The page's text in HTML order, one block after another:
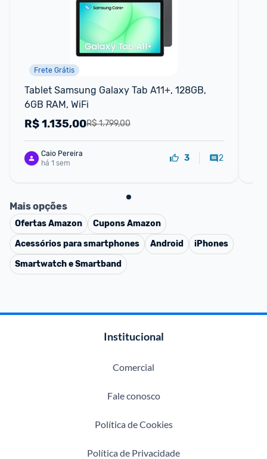
Frete Grátis
Tablet Samsung Galaxy Tab A11+, 128GB,
6GB RAM, WiFi
R$ 1.799,00
R$1.135,00
Caio Pereira
há 1 sem
3 2
Mais opções
OfertasAmazon CuponsAmazon
Acessórios para smartphones
Android
iPhones
Smartwatch e Smartband
Institucional
Comercial
Fale conosco
Política de Cookies
Política de Privacidade